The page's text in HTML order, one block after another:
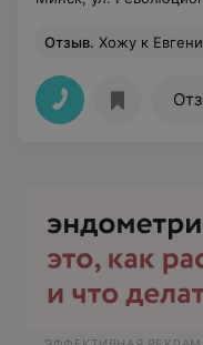
Отзыв. Хожу к Евгению Васильевичу на протяжении 16 лет